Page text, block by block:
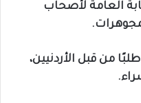
العامة لأصحاب
عيار 21، الأكثر طلبًا من قبل الأردنيين،